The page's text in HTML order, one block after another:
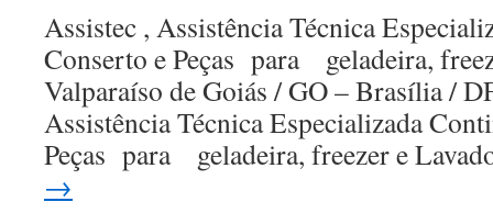
Assistec , Assistência Técnica
Conserto e Peças para geladeira,
Valparaíso de Goiás / GO – Brasília /
Assistência Técnica Especializada
Peças para geladeira, freezer e
→